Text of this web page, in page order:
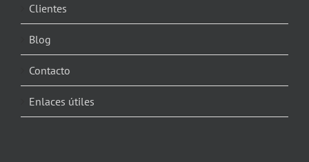
Clientes
Blog
Contacto
Enlaces útiles